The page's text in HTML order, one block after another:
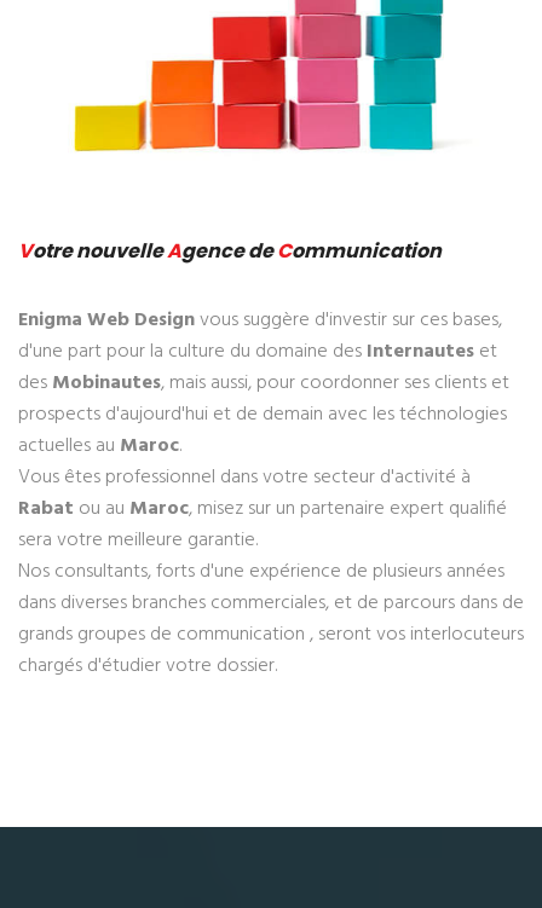
Votre nouvelleAgence deCommunication
Enigma Web Designvous suggère d'investir sur ces bases,
d'une part pour la culture du domaine desInternauteset
desMobinautes, mais aussi, pour coordonner ses clients et
prospects d'aujourd'hui et de demain avec les téchnologies
actuelles au Maroc.
Vous êtes professionnel dans votre secteur d'activité à
Rabat ou au Maroc, misez sur un partenaire expert qualifié
sera votre meilleure garantie.
Nos consultants, forts d'une expérience de plusieurs années
dans diverses branches commerciales, et de parcours dans de
grands groupes de communication , seront vos interlocuteurs
chargés d'étudier votre dossier.